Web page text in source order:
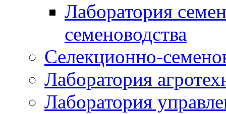
Лаборатория
семеноводства
Селекционно-
Лаборатория
Лаборатория